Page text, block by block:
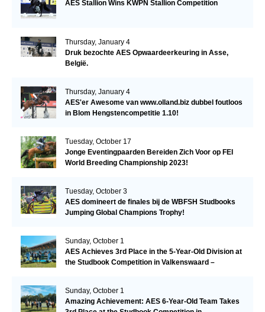
AES Stallion Wins KWPN Stallion Competition
Thursday, January 4
Druk bezochte AES Opwaardeerkeuring in Asse,
België.
Thursday, January 4
AES'er Awesome van www.olland.biz dubbel foutloos
in Blom Hengstencompetitie 1.10!
Tuesday, October 17
Jonge Eventingpaarden Bereiden Zich Voor op FEI
World Breeding Championship 2023!
Tuesday, October 3
AES domineert de finales bij de WBFSH Studbooks
Jumping Global Champions Trophy!
Sunday, October 1
AES Achieves 3rd Place in the 5-Year-Old Division at
the Studbook Competition in Valkenswaard –
Sunday, October 1
Amazing Achievement: AES 6-Year-Old Team Takes